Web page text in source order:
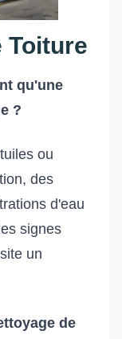
Toiture
qu'une
?
ou
des
d'eau
signes
un
de